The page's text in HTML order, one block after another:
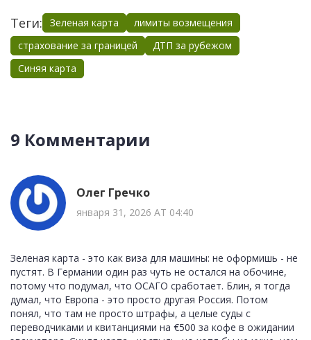
Теги: Зеленая карта
лимиты возмещения
страхование за границей
ДТП за рубежом
Синяя карта
9 Комментарии
Олег Гречко
января 31, 2026 AT 04:40
Зеленая карта - это как виза для машины: не оформишь - не
пустят. В Германии один раз чуть не остался на обочине,
потому что подумал, что ОСАГО сработает. Блин, я тогда
думал, что Европа - это просто другая Россия. Потом
понял, что там не просто штрафы, а целые суды с
переводчиками и квитанциями на €500 за кофе в ожидании